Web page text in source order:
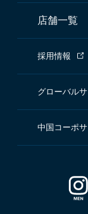
店舗一覧
採用情報
グローバル
中国コーポ